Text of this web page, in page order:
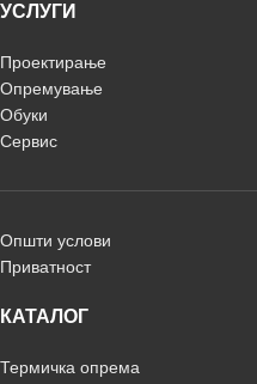
УСЛУГИ
Проектирање
Опремување
Обуки
Сервис
Општи услови
Приватност
КАТАЛОГ
Термичка опрема